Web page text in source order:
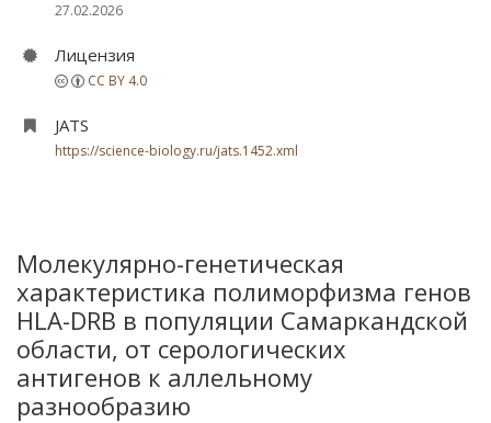
27.02.2026
Лицензия
CC BY 4.0
JATS
https://science-biology.ru/jats.1452.xml
Молекулярно-генетическая
характеристика полиморфизма генов
HLA-DRB в популяции Самаркандской
области, от серологических
антигенов к аллельному
разнообразию